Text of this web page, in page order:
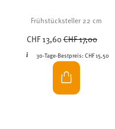
Frühstücksteller 22 cm
CHF 13,60Price reduced
CHF 17,00
30-Tage-Bestpreis:CHF 15,50